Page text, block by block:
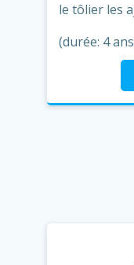
le tôlier les
(durée: 4